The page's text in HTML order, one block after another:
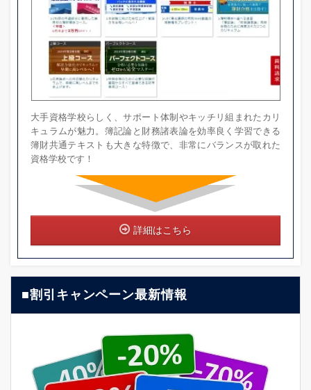
大手資格学校らしく、サポート体制やキッチリ組まれたカリ
キュラムが魅力。簿記論と財務諸表論を効率良く学習できる
簿財共通テキストも大きな特徴で、非常にバランスが取れた
資格学校です！
詳細はこちら
■割引キャンペーン最新情報